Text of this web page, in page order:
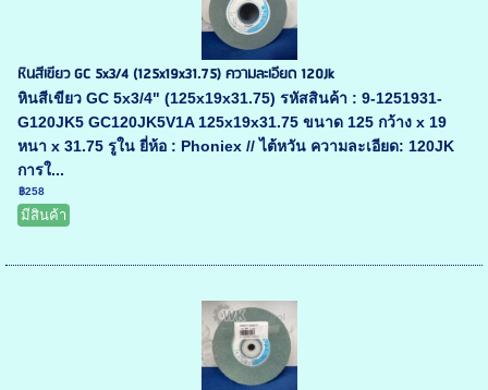
หินสีเขียว GC 5x3/4 (125x19x31.75) ความละเอียด 120Jk
หินสีเขียว GC 5x3/4" (125x19x31.75) รหัสสินค้า : 9-1251931-
G120JK5 GC120JK5V1A 125x19x31.75 ขนาด 125 กว้าง x 19
หนา x 31.75 รูใน ยี่ห้อ : Phoniex // ไต้หวัน ความละเอียด: 120JK
การใ...
฿258
มีสินค้า